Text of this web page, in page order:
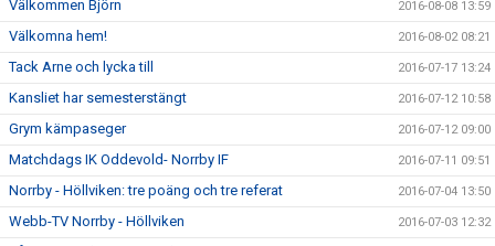
Välkommen Björn 2016-08-08 13:59
Välkomna hem! 2016-08-02 08:21
Tack Arne och lycka till 2016-07-17 13:24
Kansliet har semesterstängt 2016-07-12 10:58
Grym kämpaseger 2016-07-12 09:00
Matchdags IK Oddevold- Norrby IF 2016-07-11 09:51
Norrby - Höllviken: tre poäng och tre referat 2016-07-04 13:50
Webb-TV Norrby - Höllviken 2016-07-03 12:32